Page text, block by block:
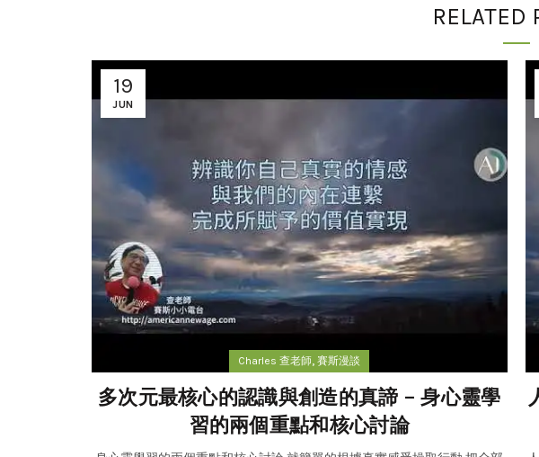
RELATED
19
JUN
Charles 查老師,賽斯漫談
多次元最核心的認識與創造的真諦 – 身心靈學
習的兩個重點和核心討論